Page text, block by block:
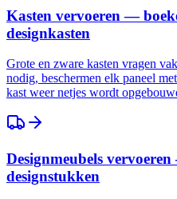
Kasten vervoeren —
designkasten
Grote en zware kasten vragen
nodig, beschermen elk paneel
kast weer netjes wordt
Designmeubels
designstukken